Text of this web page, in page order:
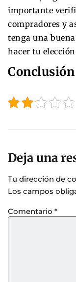
importante
compradores y
tenga una
hacer tu
Conclusión
Deja una
Tu dirección de
Los campos
Comentario *